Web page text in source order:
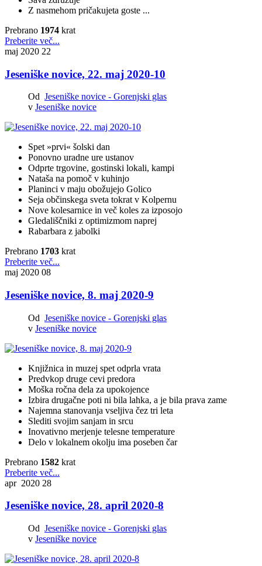
Z nasmehom pričakujeta goste ...
Prebrano 1974 krat
Preberite več...
maj 2020 22
Jeseniške novice, 22. maj 2020-10
Od Jeseniške novice - Gorenjski glas
v Jeseniške novice
Spet »prvi« šolski dan
Ponovno uradne ure ustanov
Odprte trgovine, gostinski lokali, kampi
Nataša na pomoč v kuhinjo
Planinci v maju obožujejo Golico
Seja občinskega sveta tokrat v Kolpernu
Nove kolesarnice in več koles za izposojo
Gledališčniki z optimizmom naprej
Rabarbara z jabolki
Prebrano 1703 krat
Preberite več...
maj 2020 08
Jeseniške novice, 8. maj 2020-9
Od Jeseniške novice - Gorenjski glas
v Jeseniške novice
Knjižnica in muzej spet odprla vrata
Predvkop druge cevi predora
Moška ročna dela za upokojence
Izbira drugačne poti ni bila lahka, a je bila prava zame
Najemna stanovanja vseljiva čez tri leta
Slediti svojim sanjam in srcu
Inovativno merjenje telesne temperature
Delo v lokalnem okolju ima poseben čar
Prebrano 1582 krat
Preberite več...
apr 2020 28
Jeseniške novice, 28. april 2020-8
Od Jeseniške novice - Gorenjski glas
v Jeseniške novice